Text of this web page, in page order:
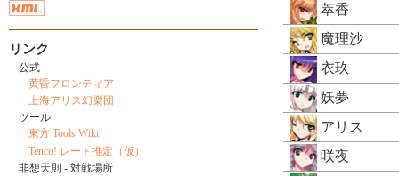
萃香
魔理沙
衣玖
妖夢
アリス
咲夜
リンク
公式
黄昏フロンティア
上海アリス幻樂団
ツール
東方 Tools Wiki
Tenco! レート推定（仮）
非想天則 - 対戦場所